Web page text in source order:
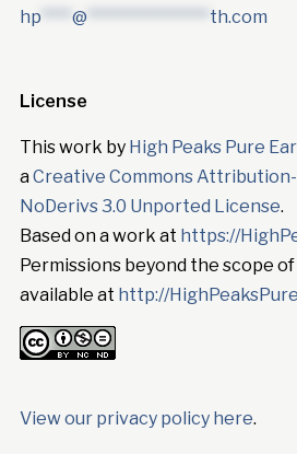
hp **** @ **************** th.com
License
This work by High Peaks Pure
aCreative Commons
NoDerivs 3.0 Unported License.
Based on a work at https://
Permissions beyond the scope
available at http://
View our privacy policy here.